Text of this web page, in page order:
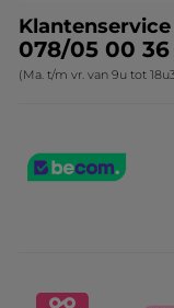
Klantenservice
078/05 00 36
(Ma. t/m vr. van 9u tot